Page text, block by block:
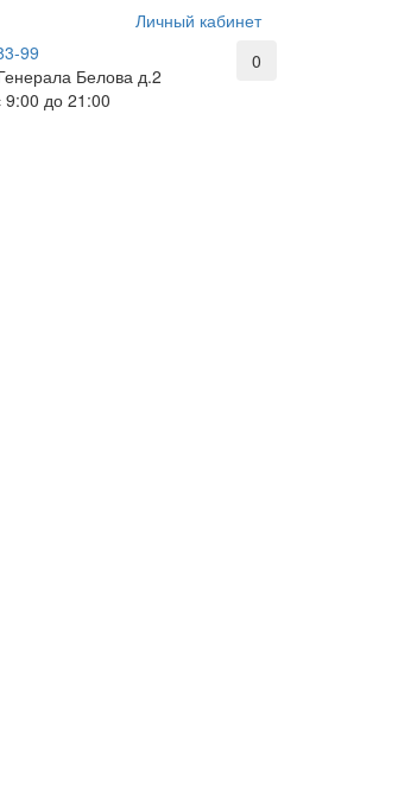
Личный кабинет
99
Белова д.2
до 21:00
0